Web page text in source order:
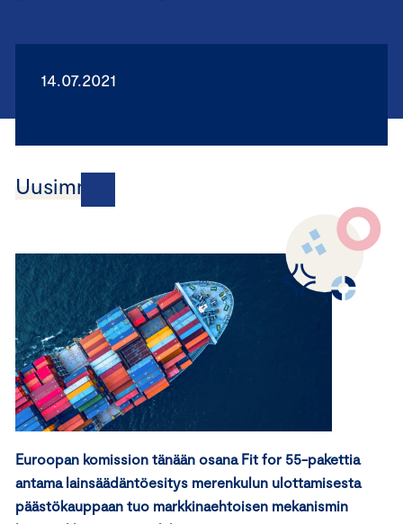
14.07.2021
Uusimmat
Euroopan komission tänään osana Fit for 55-pakettia
antama lainsäädäntöesitys merenkulun ulottamisesta
päästökauppaan tuo markkinaehtoisen mekanismin